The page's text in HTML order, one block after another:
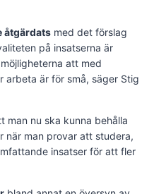
åtgärdats med det förslag
på insatserna är
att med
arbeta är för små, säger Stig
man nu ska kunna behålla
när man provar att studera,
insatser för att fler